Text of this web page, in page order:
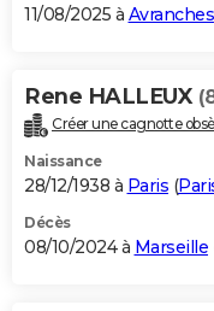
BONS PLANS
Carte de Noël
Carte Bonne année
Carte Saint-Valentin
Carte Pâques
Carte d'anniversaire
DICTIONNAIRE
Dictionnaire
Biographies
Citations
Expressions
Proverbes
PROGRAMME TV
S'inscrire
Se connecter
Lycées
Collèges
Primaires
Universités
Entreprises
Service militaire
Avis de recherche
AVIS DE DÉCÈS
11/08/2025 à Avranches
Rene HALLEUX
Créer une cagnotte
Naissance
28/12/1938 à Paris (
Décès
08/10/2024 à Marseille